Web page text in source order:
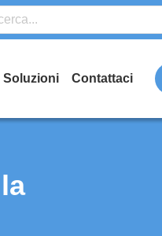
Soluzioni Contattaci